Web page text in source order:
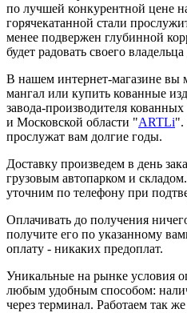
по лучшей конкурентной цене
горячекатанной стали
менее подвержен глубинной
будет радовать своего
В нашем интернет-магазине вы
мангал или купить кованные
завода-производителя
и Московской области "ARTLi".
прослужат вам долгие годы.
Доставку произведем в день
грузовым автопарком и
уточним по телефону при
Оплачивать до получения
получите его по указанному
оплату - никаких предоплат.
Уникальные на рынке условия
любым удобным способом:
через терминал. Работаем так